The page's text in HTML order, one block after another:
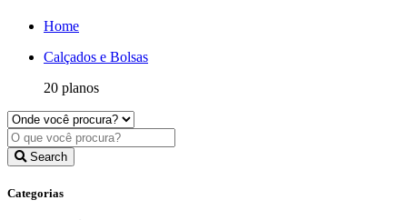
Home
Calçados e Bolsas
20 planos
Search
Categorias